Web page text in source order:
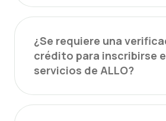
¿Se requiere una
crédito para inscribirse
servicios de ALLO?